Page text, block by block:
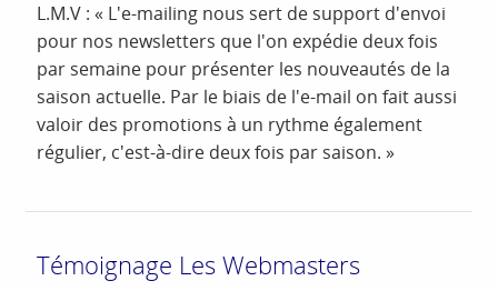
L.M.V : « L'e-mailing nous sert de support d'envoi
pour nos newsletters que l'on expédie deux fois
par semaine pour présenter les nouveautés de la
saison actuelle. Par le biais de l'e-mail on fait aussi
valoir des promotions à un rythme également
régulier, c'est-à-dire deux fois par saison. »
Témoignage Les Webmasters